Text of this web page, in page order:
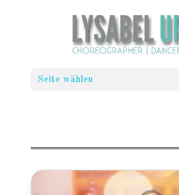
Seite wählen